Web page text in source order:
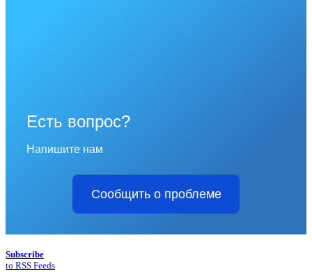
Есть вопрос?
Напишите нам
Сообщить о проблеме
Subscribe
to RSS Feeds